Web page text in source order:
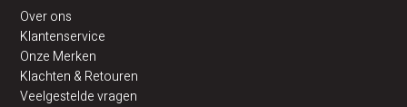
Over ons
Klantenservice
Onze Merken
Klachten & Retouren
Veelgestelde vragen